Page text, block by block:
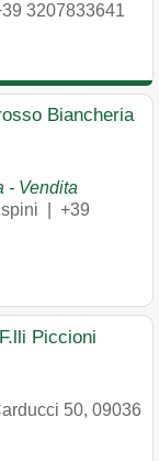
3207833641
Biancheria
- Vendita
+39
Piccioni
50, 09036